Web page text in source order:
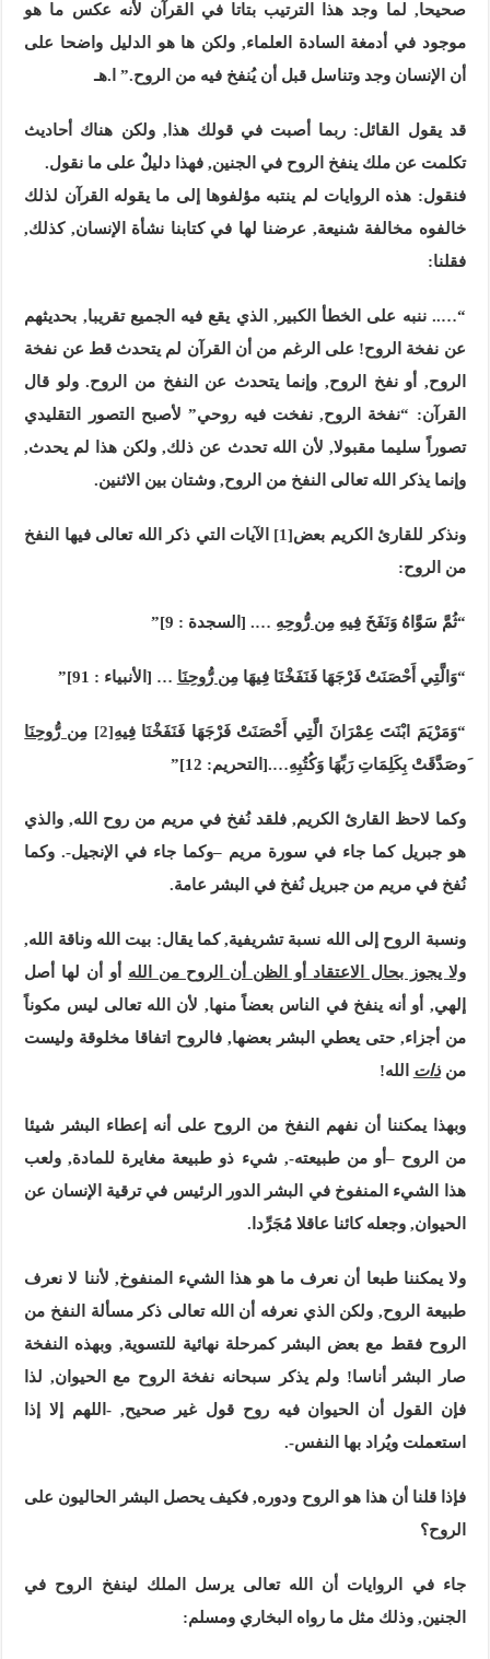
صحيحا, لما وجد هذا الترتيب بتاتا في القرآن لأنه عكس ما هو
موجود في أدمغة السادة العلماء, ولكن ها هو الدليل واضحا على
أن الإنسان وجد وتناسل قبل أن يُنفخ فيه من الروح.” ا.هـ
قد يقول القائل: ربما أصبت في قولك هذا, ولكن هناك أحاديث
تكلمت عن ملك ينفخ الروح في الجنين, فهذا دليلٌ على ما نقول.
فنقول: هذه الروايات لم ينتبه مؤلفوها إلى ما يقوله القرآن لذلك
خالفوه مخالفة شنيعة, عرضنا لها في كتابنا نشأة الإنسان, كذلك,
فقلنا:
“….. ننبه على الخطأ الكبير, الذي يقع فيه الجميع تقريبا, بحديثهم
عن نفخة الروح! على الرغم من أن القرآن لم يتحدث قط عن نفخة
الروح, أو نفخ الروح, وإنما يتحدث عن النفخ من الروح. ولو قال
القرآن: “نفخة الروح, نفخت فيه روحي” لأصبح التصور التقليدي
تصوراً سليما مقبولا, لأن الله تحدث عن ذلك, ولكن هذا لم يحدث,
وإنما يذكر الله تعالى النفخ من الروح, وشتان بين الاثنين.
ونذكر للقارئ الكريم بعض[1]
الآيات التي ذكر الله تعالى فيها النفخ
من الروح:
“ثُمَّ سَوَّاهُ وَنَفَخَ فِيهِمِن رُّوحِهِ …. [السجدة : 9]”
“وَالَّتِي أَحْصَنَتْ فَرْجَهَا فَنَفَخْنَا فِيهَامِن رُّوحِنَا … [الأنبياء : 91]”
“وَمَرْيَمَ ابْنَتَ عِمْرَانَ الَّتِي أَحْصَنَتْ فَرْجَهَا فَنَفَخْنَا فِيهِ[2]
مِن رُّوحِنَا
َوصَدَّقَتْ بِكَلِمَاتِ رَبِّهَا وَكُتُبِهِ….[التحريم: 12]”
وكما لاحظ القارئ الكريم, فلقد نُفخ في مريم من روح الله, والذي
هو جبريل كما جاء في سورة مريم –وكما جاء في الإنجيل-. وكما
نُفخ في مريم من جبريل نُفخ في البشر عامة.
ونسبة الروح إلى الله نسبة تشريفية, كما يقال: بيت الله وناقة الله,
ولا يجوز بحال الاعتقاد أو الظن أن الروح من الله أو أن لها أصل
إلهي, أو أنه ينفخ في الناس بعضاً منها, لأن الله تعالى ليس مكوناً
من أجزاء, حتى يعطي البشر بعضها, فالروح اتفاقا مخلوقة وليست
منذات الله!
وبهذا يمكننا أن نفهم النفخ من الروح على أنه إعطاء البشر شيئا
من الروح –أو من طبيعته-, شيء ذو طبيعة مغايرة للمادة, ولعب
هذا الشيء المنفوخ في البشر الدور الرئيس في ترقية الإنسان عن
الحيوان, وجعله كائنا عاقلا مُجَرِّدا.
ولا يمكننا طبعا أن نعرف ما هو هذا الشيء المنفوخ, لأننا لا نعرف
طبيعة الروح, ولكن الذي نعرفه أن الله تعالى ذكر مسألة النفخ من
الروح فقط مع بعض البشر كمرحلة نهائية للتسوية, وبهذه النفخة
صار البشر أناسا! ولم يذكر سبحانه نفخة الروح مع الحيوان, لذا
فإن القول أن الحيوان فيه روح قول غير صحيح, -اللهم إلا إذا
استعملت ويُراد بها النفس-.
فإذا قلنا أن هذا هو الروح ودوره, فكيف يحصل البشر الحاليون على
الروح؟
جاء في الروايات أن الله تعالى يرسل الملك لينفخ الروح في
الجنين, وذلك مثل ما رواه البخاري ومسلم: